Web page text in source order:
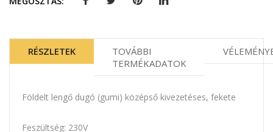
RÉSZLETEK
TOVÁBBI
TERMÉKADATOK
Földelt lengő dugó (gumi) középső kivezetéses, fekete
Feszültség: 230V